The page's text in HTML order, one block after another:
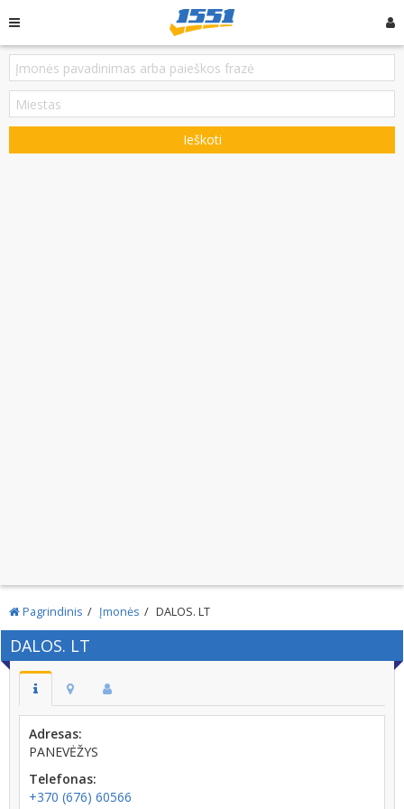
Ieškoti
Pagrindinis Įmonės DALOS. LT
DALOS. LT
Adresas:
PANEVĖŽYS
Telefonas:
+370 (676) 60566